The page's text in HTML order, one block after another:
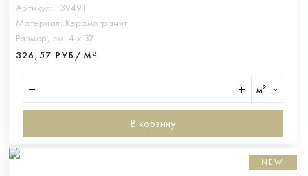
Артикул: 139491
Материал: Керамогранит
Размер, см: 4 х 37
326,57 РУБ/М²
м²
В корзину
NEW